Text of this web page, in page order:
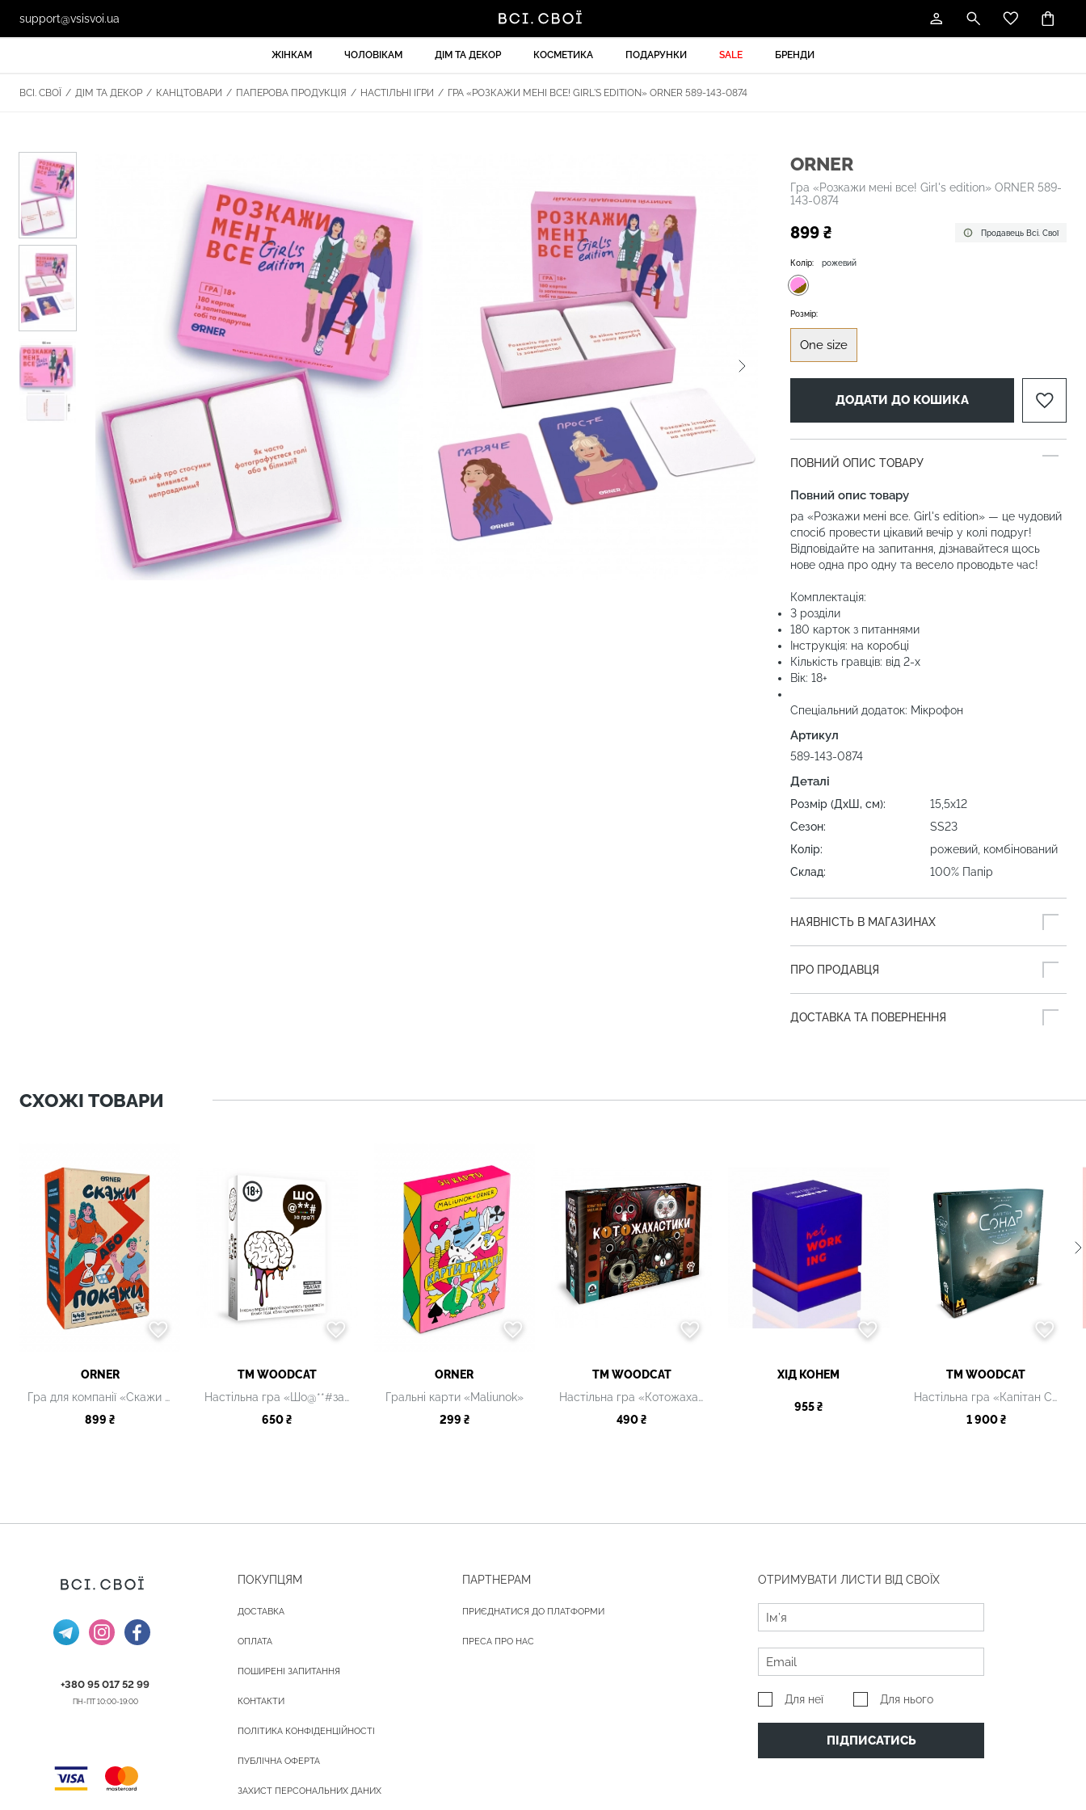
support@vsisvoi.ua
ЖІНКАМ ЧОЛОВІКАМ ДІМ ТА ДЕКОР КОСМЕТИКА ПОДАРУНКИ SALE БРЕНДИ
ВСІ. СВОЇ / ДІМ ТА ДЕКОР / КАНЦТОВАРИ / ПАПЕРОВА ПРОДУКЦІЯ / НАСТІЛЬНІ ІГРИ / ГРА «РОЗКАЖИ МЕНІ ВСЕ! GIRL'S EDITION» ORNER 589-143-0874
ORNER
Гра «Розкажи мені все! Girl's edition» ORNER 589-
143-0874
899 ₴ Продавець Всі. Свої
Колір: рожевий
Розмір:
One size
ДОДАТИ ДО КОШИКА
ПОВНИЙ ОПИС ТОВАРУ
Повний опис товару
ра «Розкажи мені все. Girl's edition» — це чудовий
спосіб провести цікавий вечір у колі подруг!
Відповідайте на запитання, дізнавайтеся щось
нове одна про одну та весело проводьте час!
Комплектація:
3 розділи
180 карток з питаннями
Інструкція: на коробці
Кількість гравців: від 2-х
Вік: 18+
Спеціальний додаток: Мікрофон
Артикул
589-143-0874
Деталі
Розмір (ДхШ, см):
15,5х12
Сезон:
SS23
Колір:
рожевий, комбінований
Склад:
100% Папір
НАЯВНІСТЬ В МАГАЗИНАХ
ПРО ПРОДАВЦЯ
ДОСТАВКА ТА ПОВЕРНЕННЯ
СХОЖІ ТОВАРИ
ORNER
Гра для компанії «Скажи або покажи»
899 ₴
ТМ WOODCAT
Настільна гра «Шо@**#за гра?!
650 ₴
ORNER
Гральні карти «Maliunok»
299 ₴
ТМ WOODCAT
Настільна гра «Котожахастики»
490 ₴
ХІД КОНЕМ
955 ₴
ТМ WOODCAT
Настільна гра «Капітан Сонар»
1 900 ₴
+380 95 017 52 99
ПН-ПТ 10:00-19:00
ПОКУПЦЯМ
ДОСТАВКА
ОПЛАТА
ПОШИРЕНІ ЗАПИТАННЯ
КОНТАКТИ
ПОЛІТИКА КОНФІДЕНЦІЙНОСТІ
ПУБЛІЧНА ОФЕРТА
ЗАХИСТ ПЕРСОНАЛЬНИХ ДАНИХ
ПАРТНЕРАМ
ПРИЄДНАТИСЯ ДО ПЛАТФОРМИ
ПРЕСА ПРО НАС
ОТРИМУВАТИ ЛИСТИ ВІД СВОЇХ
Для неї Для нього
ПІДПИСАТИСЬ